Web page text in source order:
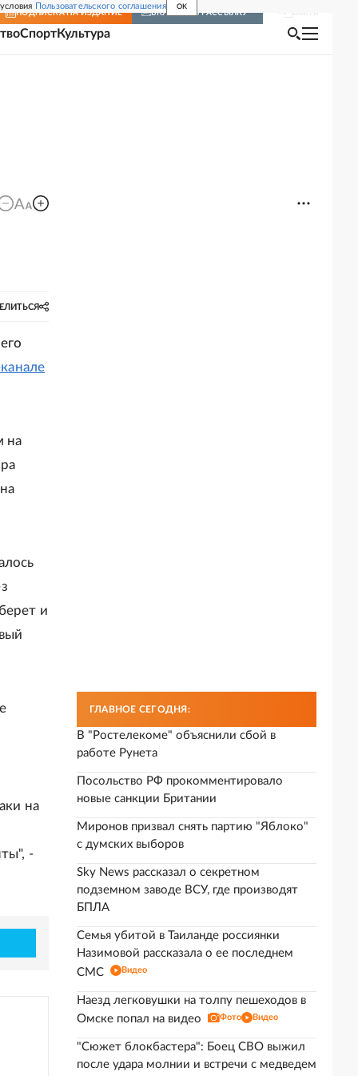
Пользовательского соглашения OK
ПОДПИСКА НА ИЗДАНИЕ ВКЛЮЧИТЬ РАССЫЛКУ
СпортКультура
на
и
на
-
ГЛАВНОЕ СЕГОДНЯ:
В "Ростелекоме" объяснили сбой в
работе Рунета
Посольство РФ прокомментировало
новые санкции Британии
Миронов призвал снять партию "Яблоко"
с думских выборов
Sky News рассказал о секретном
подземном заводе ВСУ, где производят
БПЛА
Семья убитой в Таиланде россиянки
Назимовой рассказала о ее последнем
СМС
Видео
Наезд легковушки на толпу пешеходов в
Омске попал на видео
Фото Видео
"Сюжет блокбастера": Боец СВО выжил
после удара молнии и встречи с медведем